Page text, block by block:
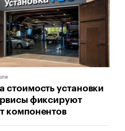
стоимость установки
фиксируют
компонентов